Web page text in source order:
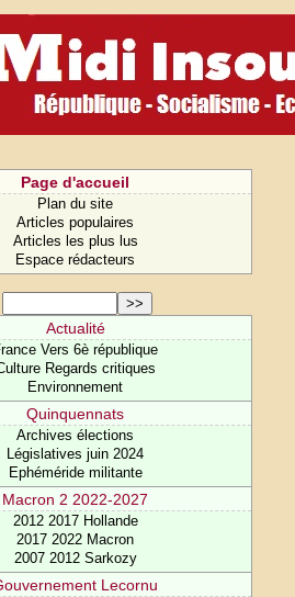
Page d'accueil
Plan du site
Articles populaires
Articles les plus lus
Espace rédacteurs
Actualité
Vers 6è république
Regards critiques
Environnement
Quinquennats
Archives élections
Législatives juin 2024
Ephéméride militante
Macron 2 2022-2027
2012 2017 Hollande
2017 2022 Macron
2007 2012 Sarkozy
Lecornu